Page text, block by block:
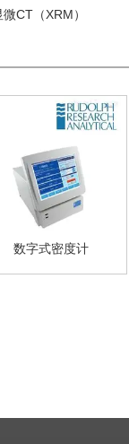
CT（XRM）
台式控温型高